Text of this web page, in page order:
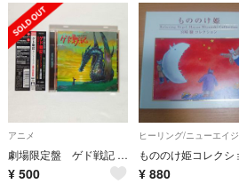
アニメ
劇場限定盤 ゲド戦記 オリジナルサウンドトラック
¥ 500
ヒーリング/ニューエイジ
¥ 880